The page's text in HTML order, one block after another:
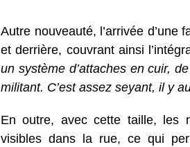
Autre nouveauté, l’arrivée
et derrière, couvrant ainsi
un système d’attaches en cuir,
militant. C’est assez seyant, il y
En outre, avec cette taille, les
visibles dans la rue, ce qui